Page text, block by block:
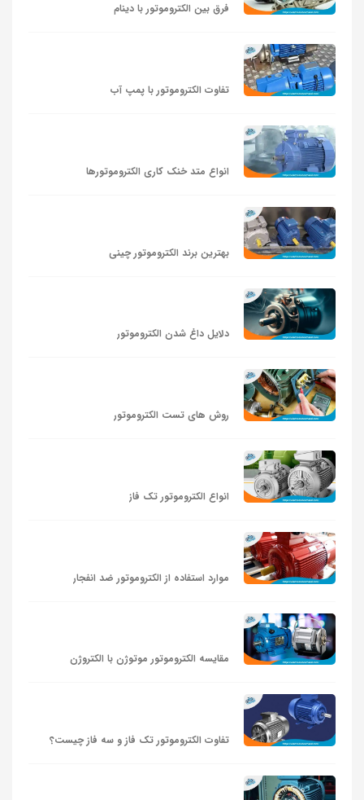
فرق بین الکتروموتور با دینام
تفاوت الکتروموتور با پمپ آب
انواع متد خنک کاری الکتروموتورها
بهترین برند الکتروموتور چینی
دلایل داغ شدن الکتروموتور
روش های تست الکتروموتور
انواع الکتروموتور تک فاز
موارد استفاده از الکتروموتور ضد انفجار
مقایسه الکتروموتور موتوژن با الکتروژن
تفاوت الکتروموتور تک فاز و سه فاز چیست؟